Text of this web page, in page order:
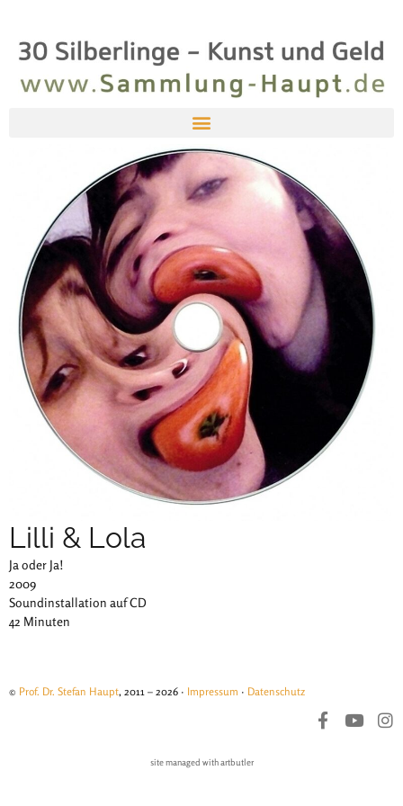
Lilli & Lola
Ja oder Ja!
2009
Soundinstallation auf CD
42 Minuten
© Prof. Dr. Stefan Haupt, 2011 – 2026 · Impressum · Datenschutz
site managed with artbutler